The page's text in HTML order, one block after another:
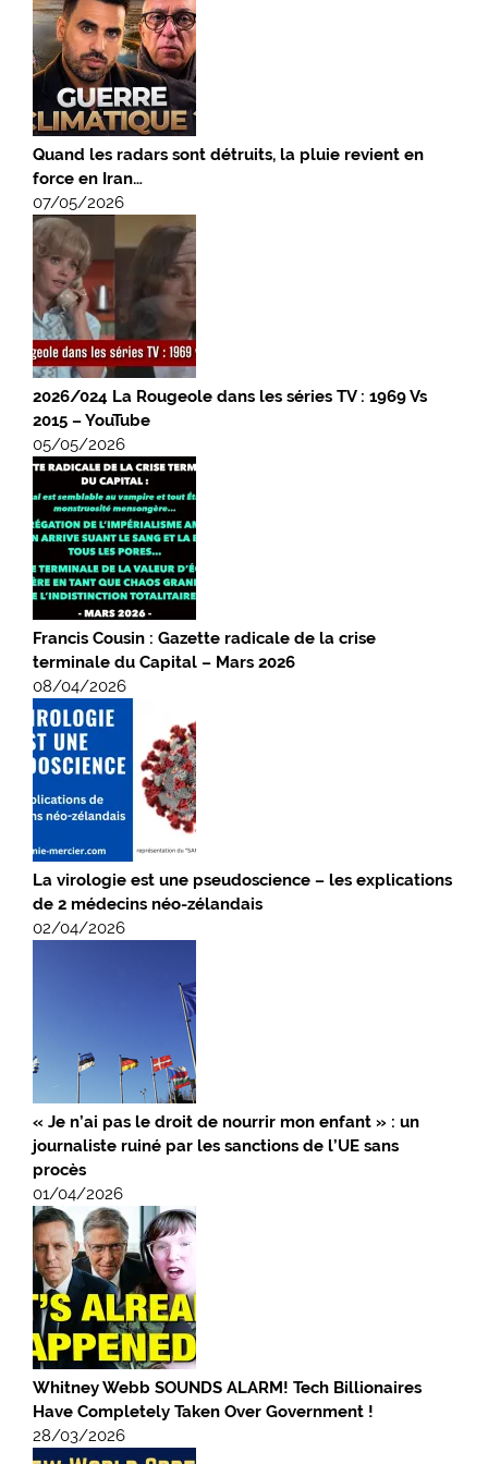
Quand les radars sont détruits, la pluie revient en
force en Iran…
07/05/2026
2026/024 La Rougeole dans les séries TV : 1969 Vs
2015 – YouTube
05/05/2026
Francis Cousin : Gazette radicale de la crise
terminale du Capital – Mars 2026
08/04/2026
La virologie est une pseudoscience – les explications
de 2 médecins néo-zélandais
02/04/2026
« Je n’ai pas le droit de nourrir mon enfant » : un
journaliste ruiné par les sanctions de l’UE sans
procès
01/04/2026
Whitney Webb SOUNDS ALARM! Tech Billionaires
Have Completely Taken Over Government !
28/03/2026